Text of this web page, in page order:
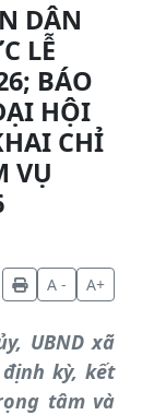
DÂN
LỄ
BÁO
HỘI
CHỈ
VỤ
A -
A+
UBND xã
kỳ, kết
tâm và